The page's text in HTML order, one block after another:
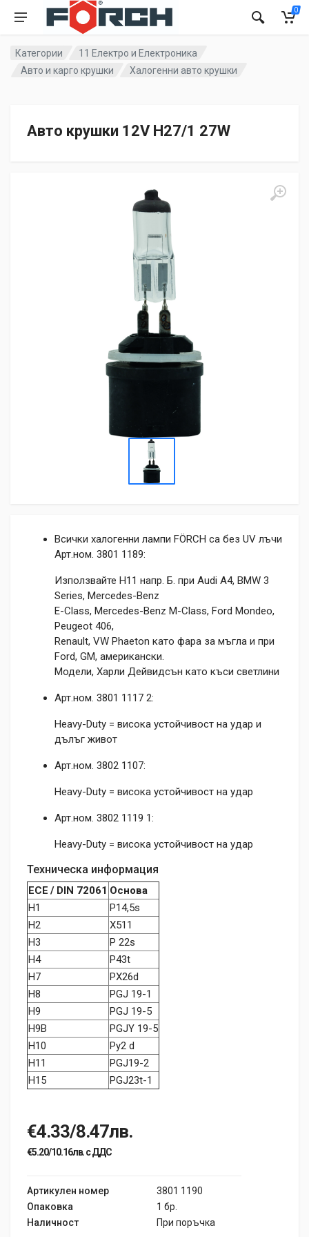
0
Категории
11 Електро и Електроника
Авто и карго крушки
Халогенни авто крушки
Авто крушки 12V H27/1 27W
Всички халогенни лампи FÖRCH са без UV лъчи
Арт.ном. 3801 1189:
Използвайте H11 напр. Б. при Audi A4, BMW 3
Series, Mercedes-Benz
E-Class, Mercedes-Benz M-Class, Ford Mondeo,
Peugeot 406,
Renault, VW Phaeton като фара за мъгла и при
Ford, GM, американски.
Модели, Харли Дейвидсън като къси светлини
Арт.ном. 3801 1117 2:
Heavy-Duty = висока устойчивост на удар и
дълъг живот
Арт.ном. 3802 1107:
Heavy-Duty = висока устойчивост на удар
Арт.ном. 3802 1119 1:
Heavy-Duty = висока устойчивост на удар
Техническа информация
ECE / DIN 72061 Основа
H1
P14,5s
H2
X511
H3
P 22s
H4
P43t
H7
PX26d
H8
PGJ 19-1
H9
PGJ 19-5
H9B
PGJY 19-5
H10
Py2 d
H11
PGJ19-2
H15
PGJ23t-1
€4.33/8.47лв.
€5.20/10.16лв. с ДДС
Артикулен номер
3801 1190
Опаковка
1 бр.
Наличност
При поръчка